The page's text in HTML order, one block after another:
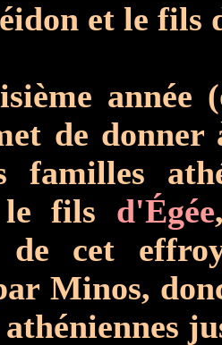
et le fils
année
de donner
familles
fils d'Égée
de cet
Minos,